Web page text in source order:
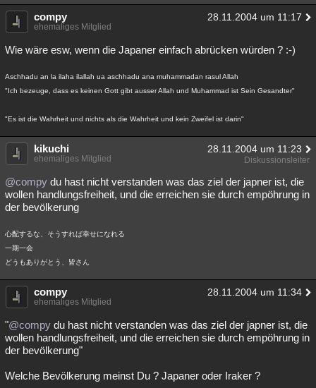
compy 28.11.2004 um 11:17
ehemaliges Mitglied
Wie wäre esw, wenn die Japaner einfach abrücken würden ? :-)
Aschhadu an la ilaha ilallah ua aschhadu ana muhammadan rasul Allah
"Ich bezeuge, dass es keinen Gott gibt ausser Allah und Muhammad ist Sein Gesandter"
"Es ist die Wahrheit und nichts als die Wahrheit und kein Zweifel ist darin"
kikuchi 28.11.2004 um 11:23
ehemaliges Mitglied Diskussionsleiter
@compy du hast nicht verstanden was das ziel der japner ist, die
wollen handlungsfreiheit, und die erreichen sie durch empöhrung in
der bevölkerung
心配するな、そうすれば幸せになれる
一期一会
どうもありがとう、皆さん
compy 28.11.2004 um 11:34
ehemaliges Mitglied
"@compy du hast nicht verstanden was das ziel der japner ist, die
wollen handlungsfreiheit, und die erreichen sie durch empöhrung in
der bevölkerung"
Welche Bevölkerung meinst Du ? Japaner oder Iraker ?